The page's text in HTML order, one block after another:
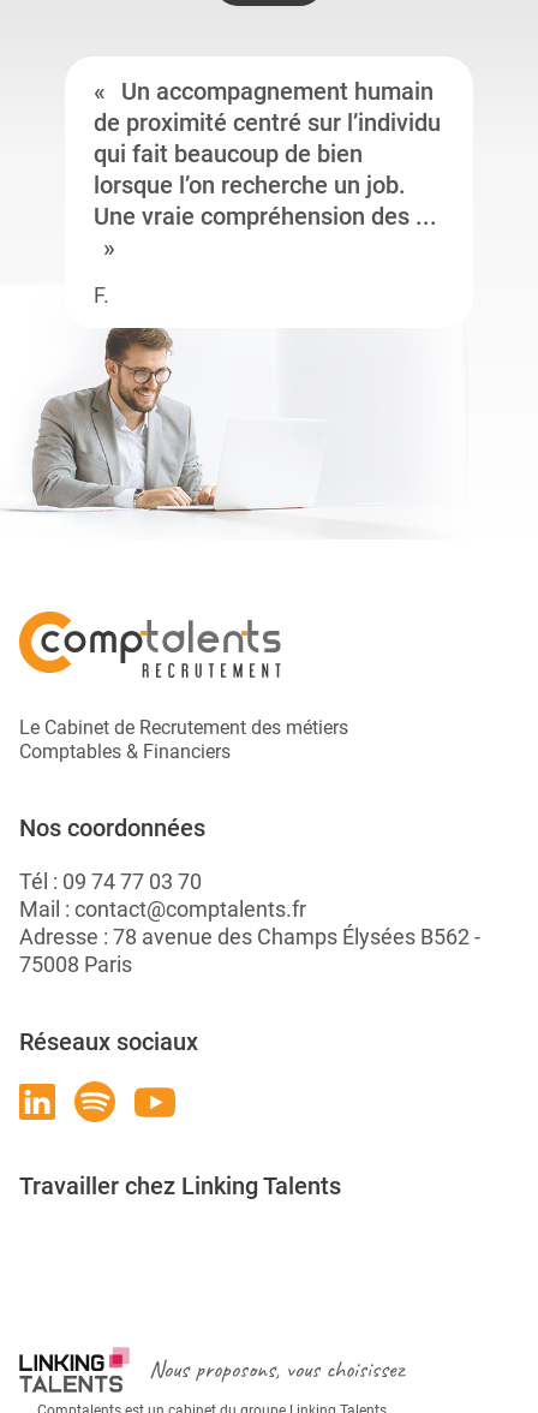
Un accompagnement humain
de proximité centré sur l’individu
qui fait beaucoup de bien
lorsque l’on recherche un job.
Une vraie compréhension des ...
F.
Le Cabinet de Recrutement des métiers
Comptables & Financiers
Nos coordonnées
Tél : 09 74 77 03 70
Mail : contact@comptalents.fr
Adresse : 78 avenue des Champs Élysées B562 -
75008 Paris
Réseaux sociaux
Travailler chez Linking Talents
Nous proposons, vous choisissez